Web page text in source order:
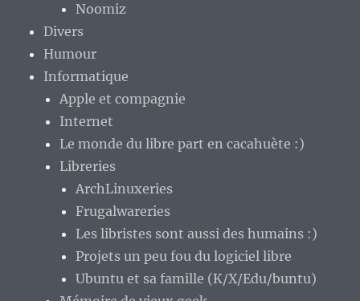
Noomiz
Divers
Humour
Informatique
Apple et compagnie
Internet
Le monde du libre part en cacahuète :)
Libreries
ArchLinuxeries
Frugalwareries
Les libristes sont aussi des humains :)
Projets un peu fou du logiciel libre
Ubuntu et sa famille (K/X/Edu/buntu)